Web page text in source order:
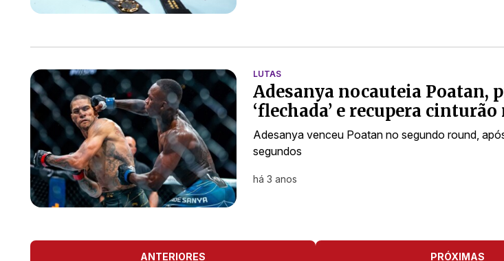
LUTAS
Adesanya nocauteia Poatan,
‘flechada’ e recupera cinturão
Adesanya venceu Poatan no segundo round,
segundos
há 3 anos
ANTERIORES PRÓXIMAS